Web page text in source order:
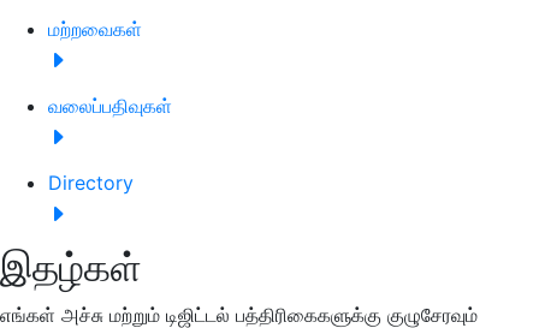
மற்றவைகள்
வலைப்பதிவுகள்
Directory
இதழ்கள்
எங்கள் அச்சு மற்றும் டிஜிட்டல் பத்திரிகைகளுக்கு குழுசேரவும்